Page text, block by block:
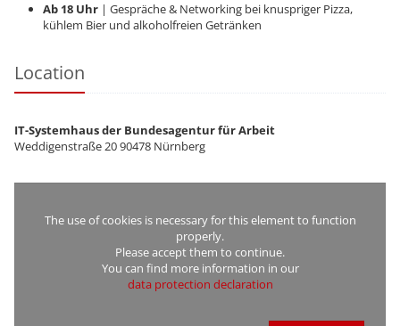
Ab 18 Uhr | Gespräche & Networking bei knuspriger Pizza,
kühlem Bier und alkoholfreien Getränken
Location
IT-Systemhaus der Bundesagentur für Arbeit
​​​​​​​Weddigenstraße 20 90478 Nürnberg
The use of cookies is necessary for this element to function
properly.
Please accept them to continue.
You can find more information in our
data protection declaration